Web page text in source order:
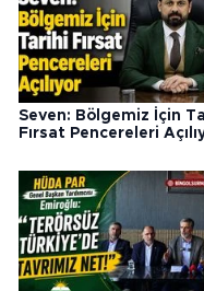
Seven: Bölgemiz İçin
Fırsat Pencereleri